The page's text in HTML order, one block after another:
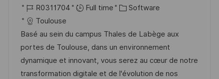
o
c
a
t
i
o
o
t
e
d
D
J
o
b
I
d
R0311704 Full time
C
t
e
g
o
Software
Toulouse
Basé au sein du campus Thales de Labège aux
portes de Toulouse, dans un environnement
dynamique et innovant, vous serez au cœur de notre
transformation digitale et de l'évolution de nos